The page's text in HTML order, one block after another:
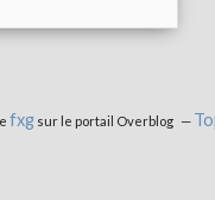
fxgsur le portail Overblog